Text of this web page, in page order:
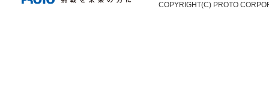
COPYRIGHT(C) PROTO